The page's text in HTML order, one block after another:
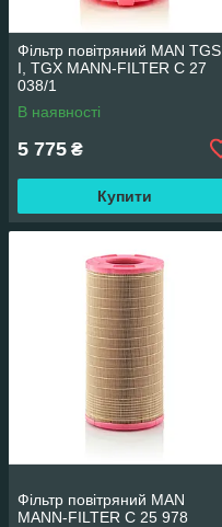
Фільтр повітряний MAN TGS
I, TGX MANN-FILTER C 27
038/1
В наявності
5 775 ₴
Купити
Фільтр повітряний MAN
MANN-FILTER C 25 978